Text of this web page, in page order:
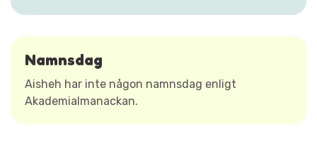
Namnsdag
Aisheh har inte någon namnsdag enligt
Akademialmanackan.